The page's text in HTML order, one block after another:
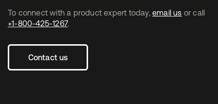
To connect with a product expert today, email us or call
+1-800-425-1267.
Contact us